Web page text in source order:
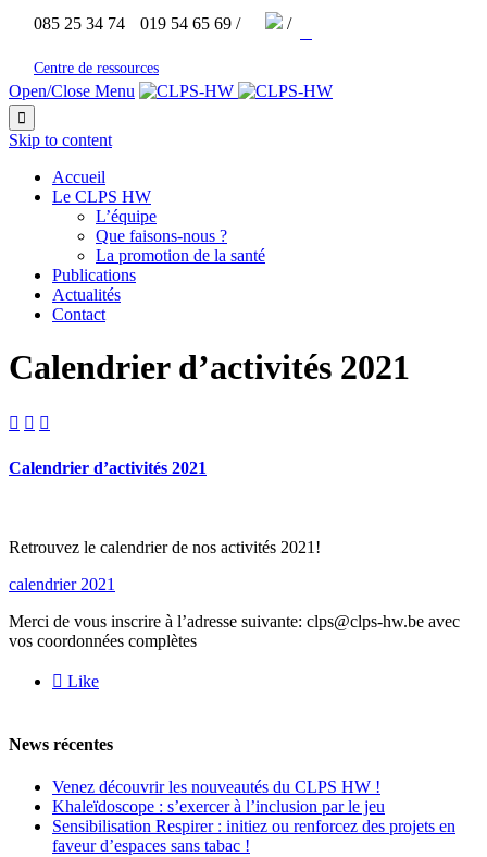
085 25 34 74 019 54 65 69 / /
Centre de ressources
Open/Close Menu

Skip to content
Accueil
Le CLPS HW
L’équipe
Que faisons-nous ?
La promotion de la santé
Publications
Actualités
Contact
Calendrier d’activités 2021
  
Calendrier d’activités 2021
Retrouvez le calendrier de nos activités 2021!
calendrier 2021
Merci de vous inscrire à l’adresse suivante: clps@clps-hw.be avec
vos coordonnées complètes
 Like
News récentes
Venez découvrir les nouveautés du CLPS HW !
Khaleïdoscope : s’exercer à l’inclusion par le jeu
Sensibilisation Respirer : initiez ou renforcez des projets en
faveur d’espaces sans tabac !